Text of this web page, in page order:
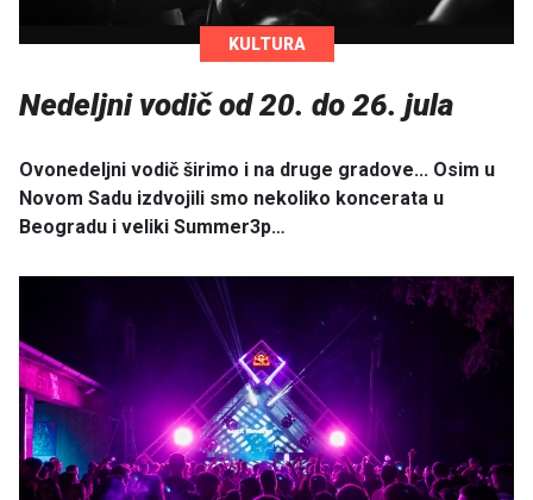
KULTURA
Nedeljni vodič od 20. do 26. jula
Ovonedeljni vodič širimo i na druge gradove... Osim u
Novom Sadu izdvojili smo nekoliko koncerata u
Beogradu i veliki Summer3p…